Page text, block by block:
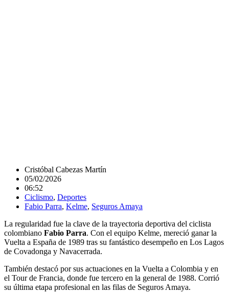
Cristóbal Cabezas Martín
05/02/2026
06:52
Ciclismo, Deportes
Fabio Parra, Kelme, Seguros Amaya
La regularidad fue la clave de la trayectoria deportiva del ciclista
colombiano Fabio Parra. Con el equipo Kelme, mereció ganar la
Vuelta a España de 1989 tras su fantástico desempeño en Los Lagos
de Covadonga y Navacerrada.
También destacó por sus actuaciones en la Vuelta a Colombia y en
el Tour de Francia, donde fue tercero en la general de 1988. Corrió
su última etapa profesional en las filas de Seguros Amaya.